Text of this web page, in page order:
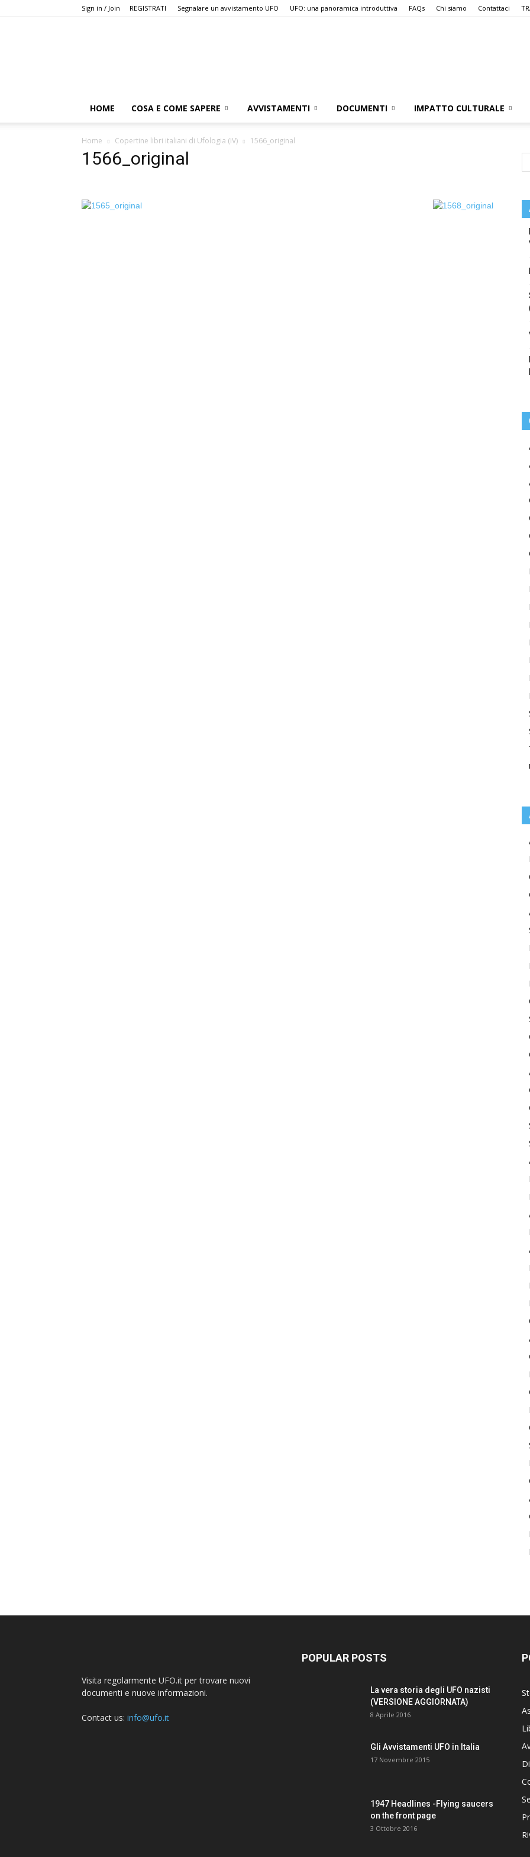
Sign in / Join REGISTRATI Segnalare un avvistamento UFO UFO: una panoramica introduttiva FAQs Chi siamo Contattaci
HOME COSA E COME SAPERE AVVISTAMENTI DOCUMENTI IMPATTO CULTURALE
Home Copertine libri italiani di Ufologia (IV) 1566_original
1566_original
Visita regolarmente UFO.it per trovare nuovi
documenti e nuove informazioni.
Contact us: info@ufo.it
POPULAR POSTS
La vera storia degli UFO nazisti
(VERSIONE AGGIORNATA)
8 Aprile 2016
Gli Avvistamenti UFO in Italia
17 Novembre 2015
1947 Headlines -Flying saucers
on the front page
3 Ottobre 2016